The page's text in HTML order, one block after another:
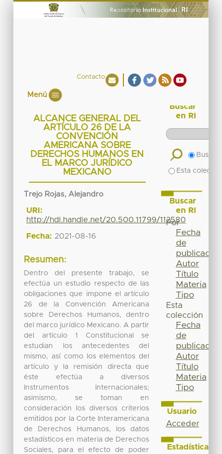
Contacto
Menú
ALCANCE GENERAL DEL
ARTÍCULO 26 DE LA
CONVENCIÓN
AMERICANA SOBRE
DERECHOS HUMANOS EN
EL MARCO JURÍDICO
MEXICANO
Trejo Rojas, Alejandro
URI:
http://hdl.handle.net/20.500.11799/112580
Fecha: 2021-08-16
Resumen:
Dentro del presente trabajo, se
efectúa un estudio respecto de las
obligaciones que impone el artículo
26 de la Convención Americana
sobre Derechos Humanos, dentro
del marco jurídico Mexicano. A partir
del artículo 1 Constitucional se
estudian los antecedentes del
mismo, así como los elementos del
artículo y la remisión directa que
éste efectúa a diversos
Instrumentos Internacionales;
asimismo, se toman en
consideración los diversos criterios
emitidos por la Corte Interamericana
de Derechos Humanos, los datos
estadísticos en materia de Derechos
Sociales, para el efecto de poder
Buscar
en RI
Buscar
Esta
Buscar
en RI
Por
Fecha
de
publicación
Autor
Título
Materia
Tipo
Esta
colección
Fecha
de
publicación
Autor
Título
Materia
Tipo
Usuario
Acceder
Estadísticas